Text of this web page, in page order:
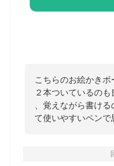
こちらのお絵かきボ
２本ついているの
、覚えながら書け
て使いやすいペンで